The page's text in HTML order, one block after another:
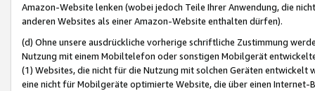
Amazon-Website lenken (wobei jedoch Teile Ihrer Anwendung, die
anderen Websites als einer Amazon-Website enthalten dürfen).
(d) Ohne unsere ausdrückliche vorherige schriftliche Zustimmung
Nutzung mit einem Mobiltelefon oder sonstigen Mobilgerät
(1) Websites, die nicht für die Nutzung mit solchen Geräten
eine nicht für Mobilgeräte optimierte Website, die über einen